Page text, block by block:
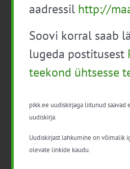
Detailid
Kuupäev:
24. märts 2023
Tasuline veebikoolitus “Mesindus
150€
aadressil http://
Soovi korral saab
lugeda postitusest
teekond ühtsesse
pikk.ee uudiskirjaga liitunud saavad
uudiskirja.
Uudiskirjast lahkumine on võimalik
olevate linkide kaudu.